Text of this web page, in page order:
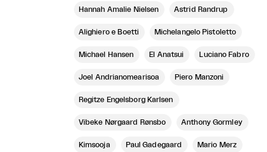
Hannah Amalie Nielsen Astrid Randrup
Alighiero e Boetti Michelangelo Pistoletto
Michael Hansen El Anatsui Luciano Fabro
Joel Andrianomearisoa Piero Manzoni
Regitze Engelsborg Karlsen
Vibeke Nørgaard Rønsbo Anthony Gormley
Kimsooja Paul Gadegaard Mario Merz